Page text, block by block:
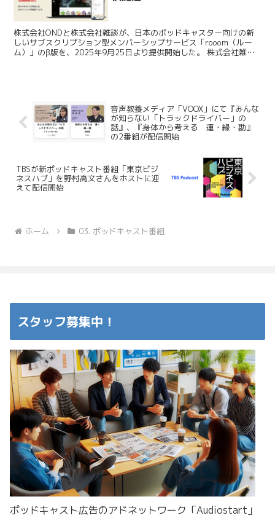
株式会社ONDと株式会社雑談が、日本のポッドキャスター向けの新
しいサブスクリプション型メンバーシップサービス「rooom（ルー
ム）」のβ版を、2025年9月25日より提供開始した。 株式会社雑談
音声教養メディア「VOOX」にて『みんな
が知らない「トラックドライバー」の
話』、『身体から考える 運・縁・勘』
の2番組が配信開始
TBSが新ポッドキャスト番組「東京ビジ
ネスハブ」を野村高文さんをホストに迎
えて配信開始
ホーム 03. ポッドキャスト番組
スタッフ募集中！
ポッドキャスト広告のアドネットワーク「Audiostart」